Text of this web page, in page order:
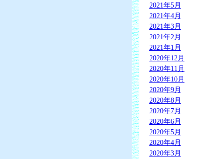
2021年5月
2021年4月
2021年3月
2021年2月
2021年1月
2020年12月
2020年11月
2020年10月
2020年9月
2020年8月
2020年7月
2020年6月
2020年5月
2020年4月
2020年3月